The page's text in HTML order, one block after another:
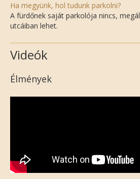
Ha megyünk, hol tudunk parkolni?
A fürdőnek saját parkolója nincs,
utcáiban lehet.
Videók
Élmények